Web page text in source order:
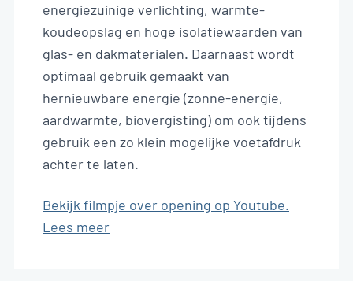
energiezuinige verlichting, warmte-
koudeopslag en hoge isolatiewaarden van
glas- en dakmaterialen. Daarnaast wordt
optimaal gebruik gemaakt van
hernieuwbare energie (zonne-energie,
aardwarmte, biovergisting) om ook tijdens
gebruik een zo klein mogelijke voetafdruk
achter te laten.
Bekijk filmpje over opening op Youtube.
Lees meer